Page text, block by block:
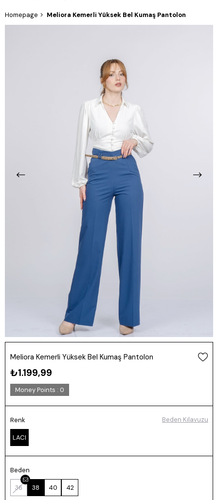
Homepage Meliora Kemerli Yüksek Bel Kumaş Pantolon
Meliora Kemerli Yüksek Bel Kumaş Pantolon
₺1.199,99
Money Points : 0
Renk
LACI
Beden
36 38 40 42
Beden Kılavuzu